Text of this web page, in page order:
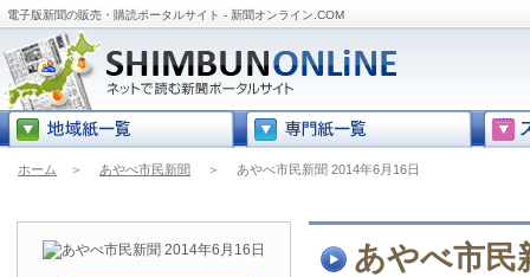
電子版新聞の販売・購読ポータルサイト - 新聞オンライン.COM
ホーム ＞ あやべ市民新聞 ＞ あやべ市民新聞 2014年6月16日
あやべ市民